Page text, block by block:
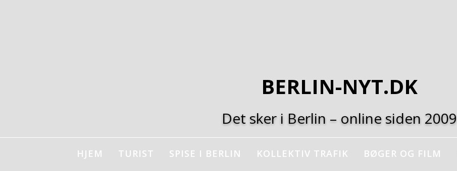
BERLIN-NYT.DK
Det sker i Berlin – online siden 2009
HJEM TURIST SPISE I BERLIN KOLLEKTIV TRAFIK BØGER OG FILM